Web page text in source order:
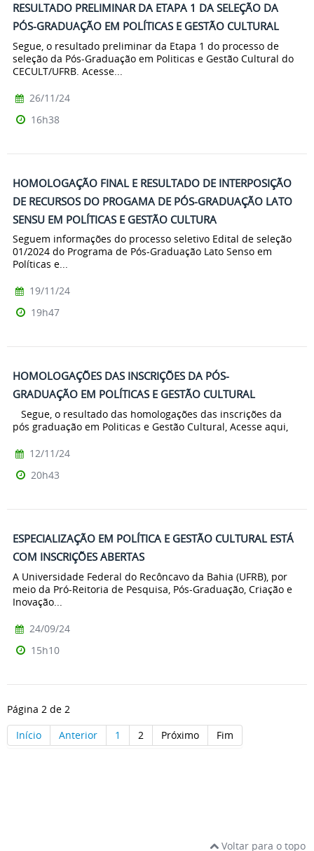
RESULTADO PRELIMINAR DA ETAPA 1 DA SELEÇÃO DA
PÓS-GRADUAÇÃO EM POLÍTICAS E GESTÃO CULTURAL
Segue, o resultado preliminar da Etapa 1 do processo de
seleção da Pós-Graduação em Politicas e Gestão Cultural do
CECULT/UFRB. Acesse...
26/11/24
16h38
HOMOLOGAÇÃO FINAL E RESULTADO DE INTERPOSIÇÃO
DE RECURSOS DO PROGAMA DE PÓS-GRADUAÇÃO LATO
SENSU EM POLÍTICAS E GESTÃO CULTURA
Seguem informações do processo seletivo Edital de seleção
01/2024 do Programa de Pós-Graduação Lato Senso em
Políticas e...
19/11/24
19h47
HOMOLOGAÇÕES DAS INSCRIÇÕES DA PÓS-
GRADUAÇÃO EM POLÍTICAS E GESTÃO CULTURAL
Segue, o resultado das homologações das inscrições da
pós graduação em Politicas e Gestão Cultural, Acesse aqui,
12/11/24
20h43
ESPECIALIZAÇÃO EM POLÍTICA E GESTÃO CULTURAL ESTÁ
COM INSCRIÇÕES ABERTAS
A Universidade Federal do Recôncavo da Bahia (UFRB), por
meio da Pró-Reitoria de Pesquisa, Pós-Graduação, Criação e
Inovação...
24/09/24
15h10
Página 2 de 2
Início
Anterior 1 2 Próximo Fim
Voltar para o topo